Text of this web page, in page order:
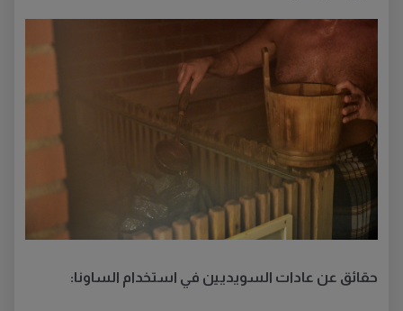
حقائق عن عادات السويديين في استخدام الساونا: